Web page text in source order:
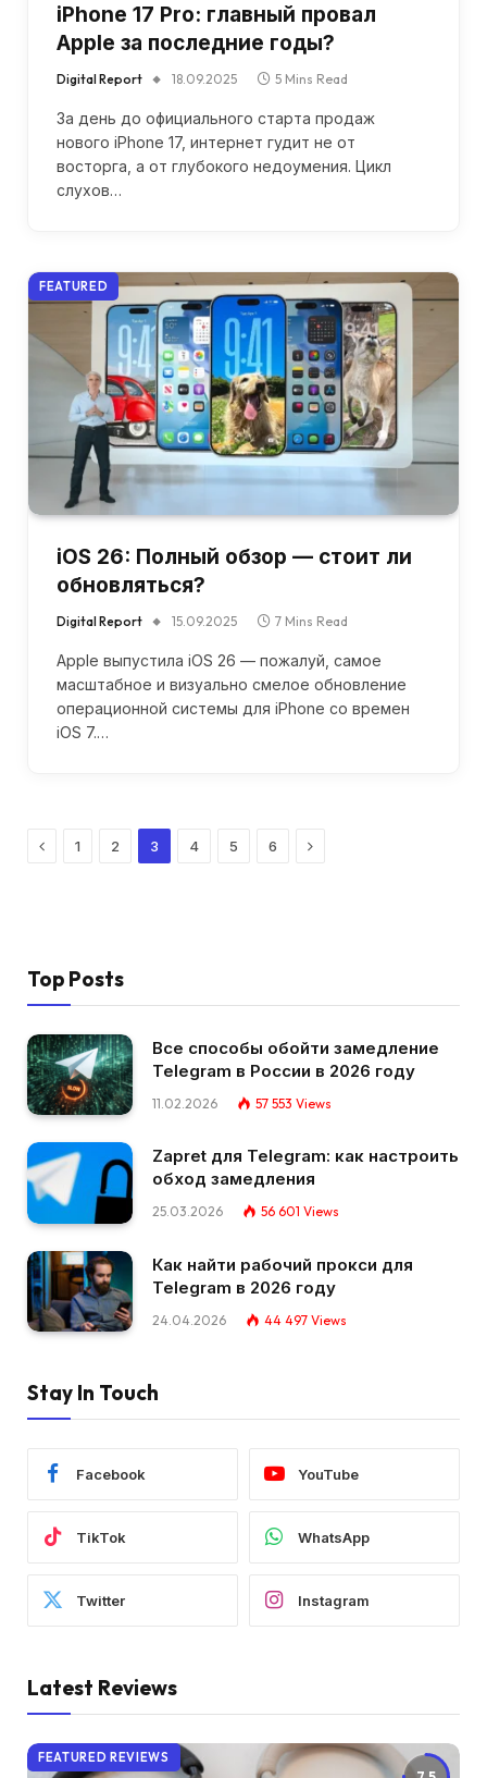
iPhone 17 Pro: главный провал
Apple за последние годы?
Digital Report 18.09.2025 5 Mins Read
За день до официального старта продаж
нового iPhone 17, интернет гудит не от
восторга, а от глубокого недоумения. Цикл
слухов…
FEATURED
iOS 26: Полный обзор — стоит ли
обновляться?
Digital Report 15.09.2025 7 Mins Read
Apple выпустила iOS 26 — пожалуй, самое
масштабное и визуально смелое обновление
операционной системы для iPhone со времен
iOS 7.…
Previous
1 2 3 4 5 6 Next
Top Posts
Все способы обойти замедление
Telegram в России в 2026 году
11.02.2026 57 553 Views
Zapret для Telegram: как настроить
обход замедления
25.03.2026 56 601 Views
Как найти рабочий прокси для
Telegram в 2026 году
24.04.2026 44 497 Views
Stay In Touch
Facebook YouTube
TikTok WhatsApp
Twitter Instagram
Latest Reviews
FEATURED REVIEWS